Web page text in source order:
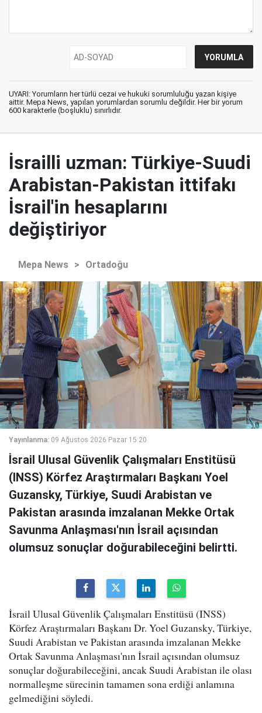
UYARI: Yorumların her türlü cezai ve hukuki sorumluluğu yazan kişiye
aittir. Mepa News, yapılan yorumlardan sorumlu değildir. Her bir yorum
600 karakterle (boşluklu) sınırlıdır.
İsrailli uzman: Türkiye-Suudi
Arabistan-Pakistan ittifakı
İsrail'in hesaplarını
değiştiriyor
Mepa News > Ortadoğu
Yayınlanma: 09 Ağustos 2026 Pazar 15:20
İsrail Ulusal Güvenlik Çalışmaları Enstitüsü
(INSS) Körfez Araştırmaları Başkanı Yoel
Guzansky, Türkiye, Suudi Arabistan ve
Pakistan arasında imzalanan Mekke Ortak
Savunma Anlaşması'nın İsrail açısından
olumsuz sonuçlar doğurabileceğini belirtti.
İsrail Ulusal Güvenlik Çalışmaları Enstitüsü (INSS)
Körfez Araştırmaları Başkanı Dr. Yoel Guzansky, Türkiye,
Suudi Arabistan ve Pakistan arasında imzalanan Mekke
Ortak Savunma Anlaşması'nın İsrail açısından olumsuz
sonuçlar doğurabileceğini, ancak Suudi Arabistan ile olası
normalleşme sürecinin tamamen sona erdiği anlamına
gelmediğini söyledi.